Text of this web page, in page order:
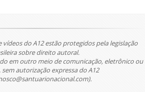
vídeos do A12 estão protegidos pela legislação
sobre direito autoral.
em outro meio de comunicação, eletrônico ou
sem autorização expressa do A12